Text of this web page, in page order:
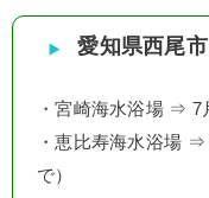
愛知県西尾
・宮崎海水浴場 ⇒ 7
・恵比寿海水浴場 ⇒
で）